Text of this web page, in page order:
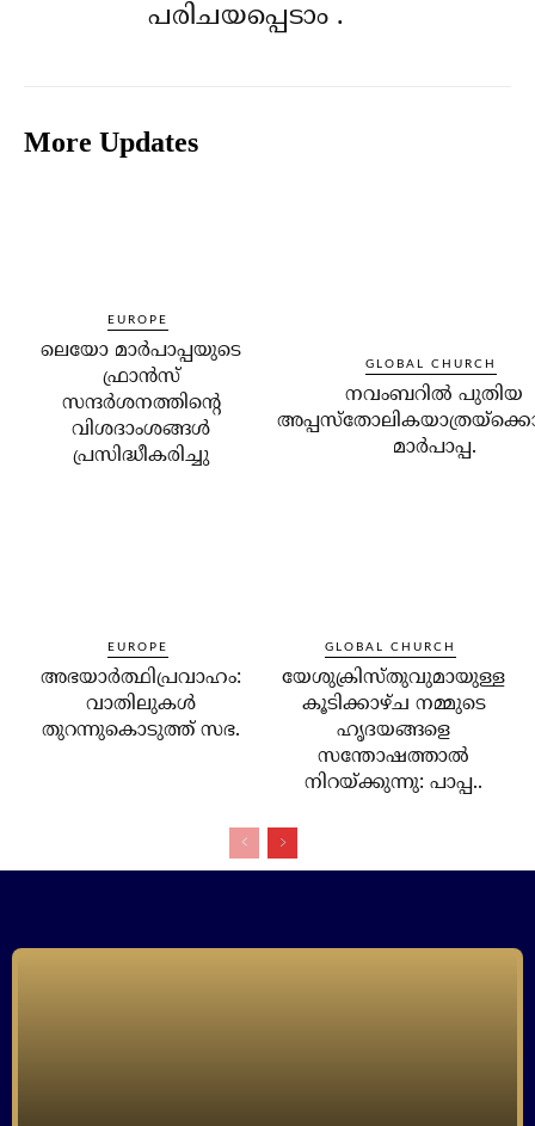
പരിചയപ്പെടാം .
More Updates
EUROPE
ലെയോ മാര്‍പാപ്പയുടെ
ഫ്രാന്‍സ്
സന്ദര്‍ശനത്തിന്റെ
വിശദാംശങ്ങള്‍
പ്രസിദ്ധീകരിച്ചു
GLOBAL CHURCH
നവംബറില്‍ പുതിയ
മാര്‍പാപ്പ.
EUROPE
അഭയാര്‍ത്ഥിപ്രവാഹം:
വാതിലുകള്‍
തുറന്നുകൊടുത്ത് സഭ.
GLOBAL CHURCH
യേശുക്രിസ്തുവുമായുള്ള
കൂടിക്കാഴ്ച നമ്മുടെ
ഹൃദയങ്ങളെ
സന്തോഷത്താല്‍
നിറയ്ക്കുന്നു: പാപ്പ..